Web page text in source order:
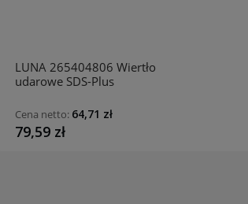
LUNA 265404806 Wiertło
udarowe SDS-Plus
79,59 zł
Cena netto: 64,71 zł